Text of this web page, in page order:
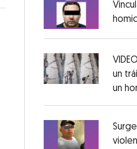
Opens in new
Opens in new
un
un